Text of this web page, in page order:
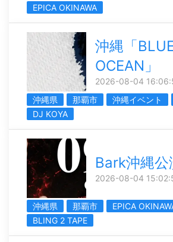
EPICA OKINAWA
沖縄「
OCEAN」
2026-08-04
沖縄県
那覇市 沖縄イベント
DJ KOYA
Bark沖縄公
2026-08-04
沖縄県 那覇市 EPICA
BLING 2 TAPE